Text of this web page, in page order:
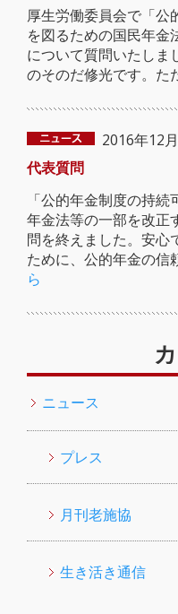
厚生労働委員会で「公
を図るための国民年金
について質問いたし
のそのだ修光です。た
2016年12
代表質問
「公的年金制度の持
年金法等の一部を改正
問を終えました。安心
ために、公的年金の信
ら
ニュース
プレス
月刊老施協
生き活き通信